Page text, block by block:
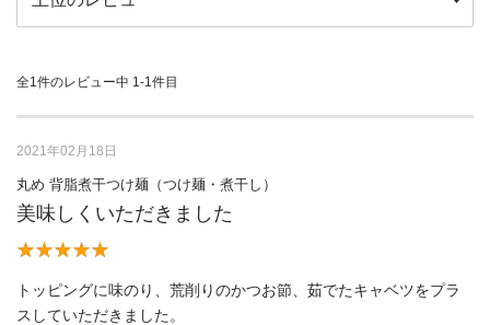
全1件のレビュー中 1-1件目
2021年02月18日
丸め 背脂煮干つけ麺（つけ麺・煮干し）
美味しくいただきました
トッピングに味のり、荒削りのかつお節、茹でたキャベツをプラ
スしていただきました。